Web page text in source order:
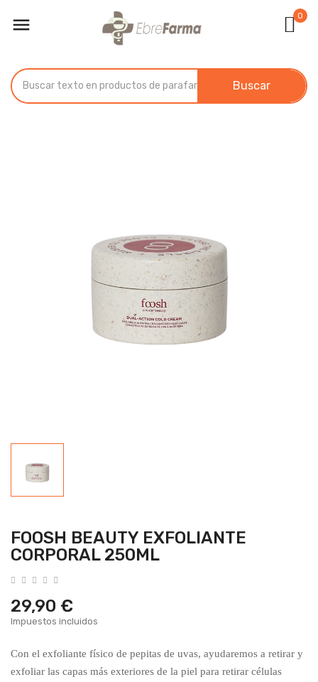
 0
Buscar
FOOSH BEAUTY EXFOLIANTE
CORPORAL 250ML
29,90 €
Impuestos incluidos
Con el exfoliante físico de pepitas de uvas, ayudaremos a retirar y
exfoliar las capas más exteriores de la piel para retirar células